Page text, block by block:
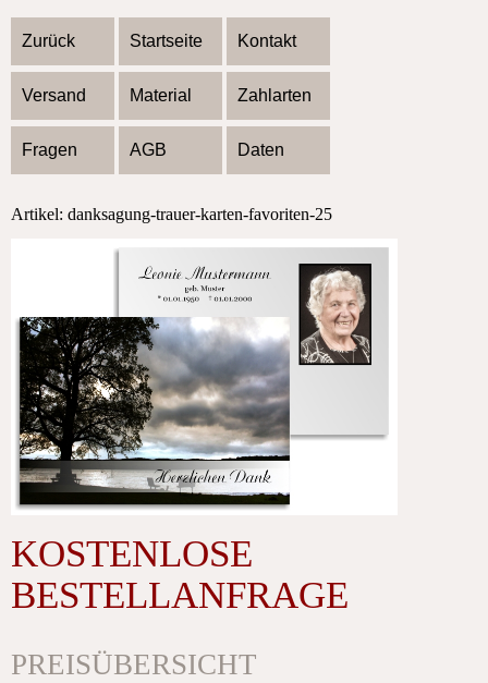
Zurück Startseite Kontakt
Versand Material Zahlarten
Fragen AGB Daten
Artikel: danksagung-trauer-karten-favoriten-25
KOSTENLOSE
BESTELLANFRAGE
PREISÜBERSICHT